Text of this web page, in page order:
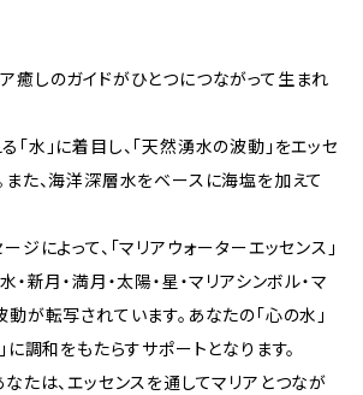
癒しのガイドがひとつにつながって生まれ
「水」に着目し、「天然湧水の波動」をエッセ
また、海洋深層水をベースに海塩を加えて
ジによって、「マリアウォーターエッセンス」
・新月・満月・太陽・星・マリアシンボル・マ
動が転写されています。あなたの「心の水」
に調和をもたらすサポートとなります。
なたは、エッセンスを通してマリアとつなが